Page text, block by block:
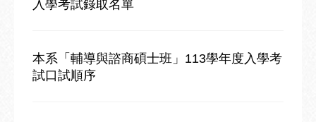
入學考試錄取名單
本系「輔導與諮商碩士班」113學年度入學考
試口試順序